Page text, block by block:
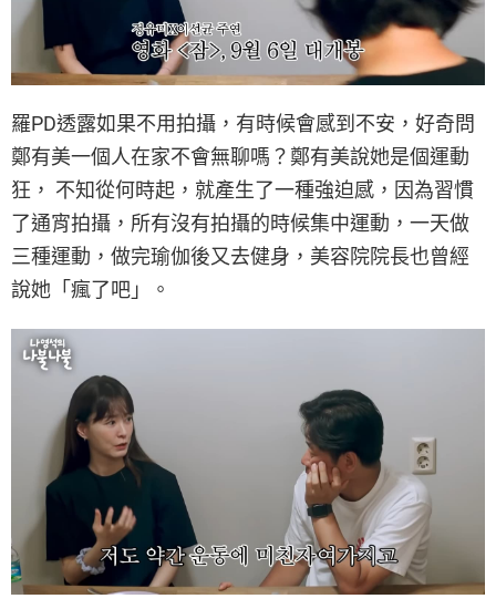
羅PD透露如果不用拍攝，有時候會感到不安，好奇問
鄭有美一個人在家不會無聊嗎？鄭有美說她是個運動
狂， 不知從何時起，就產生了一種強迫感，因為習慣
了通宵拍攝，所有沒有拍攝的時候集中運動，一天做
三種運動，做完瑜伽後又去健身，美容院院長也曾經
說她「瘋了吧」。